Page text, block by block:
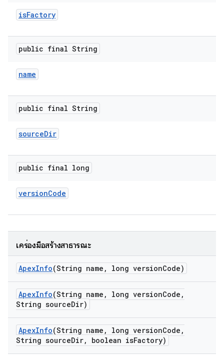
isFactory
public final String
name
public final String
sourceDir
public final long
versionCode
เครื่องมือสร้างสาธารณะ
ApexInfo(String name , long versionCode)
ApexInfo(String name , long versionCode ,
String sourceDir)
ApexInfo(String name , long versionCode ,
String sourceDir, boolean isFactory)